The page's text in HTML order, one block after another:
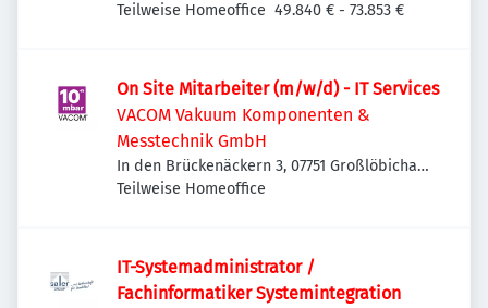
Leitstand im Rechenzentrum
Deutschland
Teilweise Homeoffice 49.840 € - 73.853 €
On Site Mitarbeiter (m/w/d) - IT Services
VACOM Vakuum Komponenten &
Messtechnik GmbH
In den Brückenäckern 3, 07751 Großlöbichau,
Deutschland
Teilweise Homeoffice
IT-Systemadministrator /
Fachinformatiker Systemintegration